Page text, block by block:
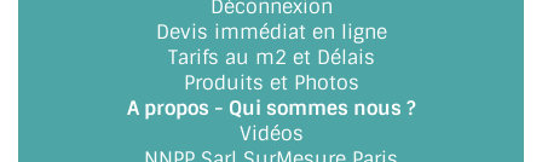
PLATS ET CORNIÈRES
LES CHARNIÈRES DE PORTE EN VERRE
BOUTONS ET POIGNÉES
Déconnexion
Devis immédiat en ligne
Tarifs au m2 et Délais
Produits et Photos
A propos - Qui sommes nous ?
Vidéos